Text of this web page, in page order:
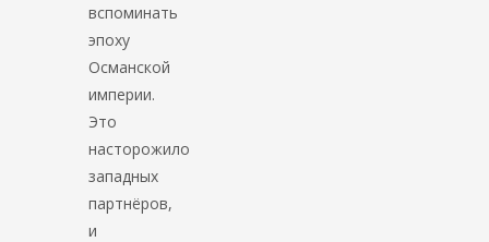
вспоминать
эпоху
Османской
империи.
Это
насторожило
западных
партнёров,
и